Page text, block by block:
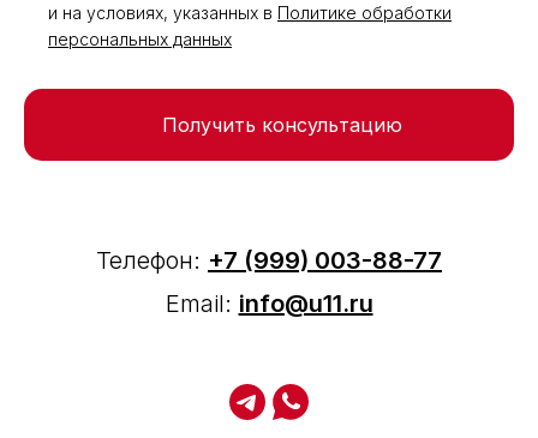
и на условиях, указанных в Политике обработки
персональных данных
Получить консультацию
Телефон: +7 (999) 003-88-77
Email: info@u11.ru